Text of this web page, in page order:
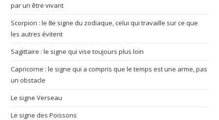
par un être vivant
Scorpion : le 8e signe du zodiaque, celui qui travaille sur ce que
les autres évitent
Sagittaire : le signe qui vise toujours plus loin
Capricorne : le signe qui a compris que le temps est une arme, pas
un obstacle
Le signe Verseau
Le signe des Poissons